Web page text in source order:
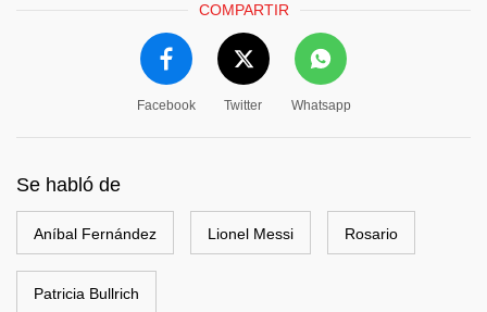
COMPARTIR
Facebook Twitter Whatsapp
Se habló de
Aníbal Fernández Lionel Messi Rosario
Patricia Bullrich